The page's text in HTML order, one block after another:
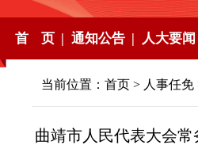
首 页 | 通知公告 | 人大要
当前位置： 首页 > 人事任免
曲靖市人民代表大会